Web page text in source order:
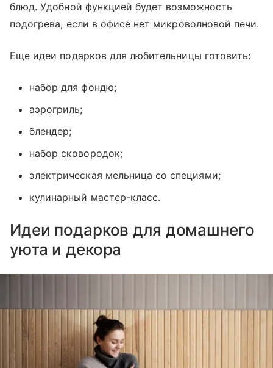
блюд. Удобной функцией будет возможность
подогрева, если в офисе нет микроволновой печи.
Еще идеи подарков для любительницы готовить:
набор для фондю;
аэрогриль;
блендер;
набор сковородок;
электрическая мельница со специями;
кулинарный мастер-класс.
Идеи подарков для домашнего
уюта и декора